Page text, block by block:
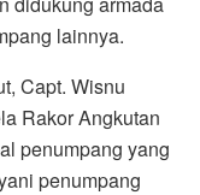
lainnya.
Capt. Wisnu
Rakor Angkutan
penumpang yang
penumpang